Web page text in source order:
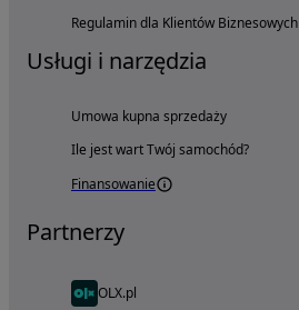
Regulamin dla Klientów Biznesowych
Usługi i narzędzia
Umowa kupna sprzedaży
Ile jest wart Twój samochód?
Finansowanie
Partnerzy
OLX.pl